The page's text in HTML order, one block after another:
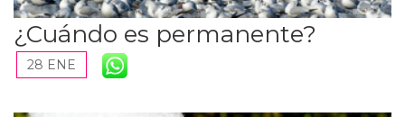
¿Cuándo es permanente?
28 ENE